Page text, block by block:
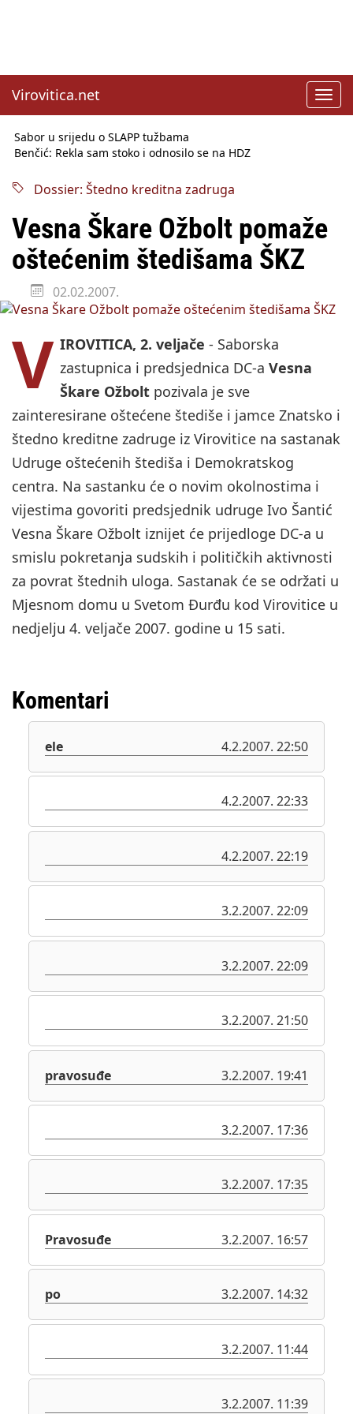
Virovitica.net
Sabor u srijedu o SLAPP tužbama
Benčić: Rekla sam stoko i odnosilo se na HDZ
godine
Sindikati traže zaštitu plaća od inflacije, Ćorić pregovore
najavio za jesen
Državni tajnik Rukavina: Hrvatska ima 3,6 milijuna birača
HŽ Infrastruktura: Nesreće na željezničkim prijelazima
prepolovljene
bar Coco Choco
Dossier: Štedno kreditna zadruga
Vesna Škare Ožbolt pomaže
oštećenim štedišama ŠKZ
02.02.2007.
V IROVITICA, 2. veljače - Saborska
zastupnica i predsjednica DC-a Vesna
Škare Ožbolt pozivala je sve
zainteresirane oštećene štediše i jamce Znatsko i
štedno kreditne zadruge iz Virovitice na sastanak
Udruge oštećenih štediša i Demokratskog
centra. Na sastanku će o novim okolnostima i
vijestima govoriti predsjednik udruge Ivo Šantić
Vesna Škare Ožbolt iznijet će prijedloge DC-a u
smislu pokretanja sudskih i političkih aktivnosti
za povrat štednih uloga. Sastanak će se održati u
Mjesnom domu u Svetom Đurđu kod Virovitice u
nedjelju 4. veljače 2007. godine u 15 sati.
Komentari
ele 4.2.2007. 22:50
4.2.2007. 22:33
4.2.2007. 22:19
3.2.2007. 22:09
3.2.2007. 22:09
3.2.2007. 21:50
pravosuđe 3.2.2007. 19:41
3.2.2007. 17:36
3.2.2007. 17:35
Pravosuđe 3.2.2007. 16:57
po 3.2.2007. 14:32
3.2.2007. 11:44
3.2.2007. 11:39